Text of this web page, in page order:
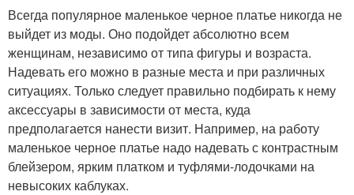
Всегда популярное маленькое черное платье никогда не
выйдет из моды. Оно подойдет абсолютно всем
женщинам, независимо от типа фигуры и возраста.
Надевать его можно в разные места и при различных
ситуациях. Только следует правильно подбирать к нему
аксессуары в зависимости от места, куда
предполагается нанести визит. Например, на работу
маленькое черное платье надо надевать с контрастным
блейзером, ярким платком и туфлями-лодочками на
невысоких каблуках.